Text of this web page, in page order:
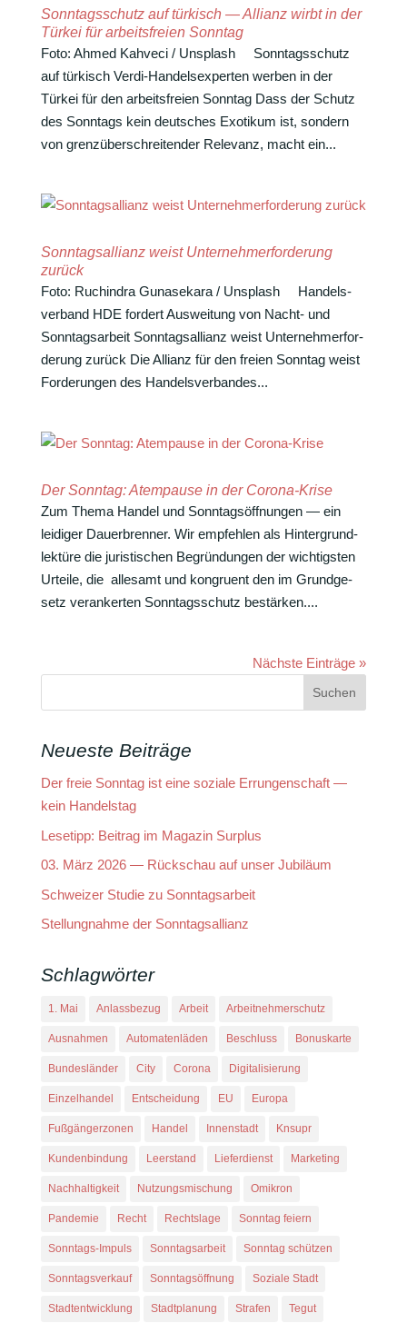
Sonntagsschutz auf türkisch — Allianz wirbt in der
Türkei für arbeitsfreien Sonntag
Foto: Ahmed Kahveci / Unsplash Sonn­tags­schutz
auf türkisch Verdi-Handels­experten werben in der
Türkei für den arbeits­freien Sonntag Dass der Schutz
des Sonn­tags kein deut­sches Exotikum ist, sondern
von grenz­über­schrei­tender Rele­vanz, macht ein...
Sonntagsallianz weist Unternehmerforderung
zurück
Foto: Ruch­indra Guna­se­kara / Unsplash Handels­
ver­band HDE fordert Auswei­tung von Nacht- und
Sonntagsarbeit Sonn­tags­al­lianz weist Unter­neh­mer­for­
de­rung zurück Die Allianz für den freien Sonntag weist
Forde­rungen des Handels­ver­bandes...
Der Sonntag: Atempause in der Corona-Krise
Zum Thema Handel und Sonn­tags­öff­nungen — ein
leidiger Dauer­brenner. Wir empfehlen als Hinter­grund­
lek­türe die juris­ti­schen Begrün­dungen der wich­tigsten
Urteile, die alle­samt und kongruent den im Grund­ge­
setz veran­kerten Sonn­tags­schutz bestärken....
Nächste Einträge »
Neueste Beiträge
Der freie Sonntag ist eine soziale Errungenschaft —
kein Handelstag
Lesetipp: Beitrag im Magazin Surplus
03. März 2026 — Rückschau auf unser Jubiläum
Schweizer Studie zu Sonntagsarbeit
Stellungnahme der Sonntagsallianz
Schlagwörter
1. Mai Anlassbezug Arbeit Arbeitnehmerschutz
Ausnahmen Automatenläden Beschluss Bonuskarte
Bundesländer City Corona Digitalisierung
Einzelhandel Entscheidung EU Europa
Fußgängerzonen Handel Innenstadt Knsupr
Kundenbindung Leerstand Lieferdienst Marketing
Nachhaltigkeit Nutzungsmischung Omikron
Pandemie Recht Rechtslage Sonntag feiern
Sonntags-Impuls Sonntagsarbeit Sonntag schützen
Sonntagsverkauf Sonntagsöffnung Soziale Stadt
Stadtentwicklung Stadtplanung Strafen Tegut